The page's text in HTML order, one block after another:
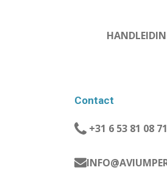
Contact
+31 6 53 81 08 71